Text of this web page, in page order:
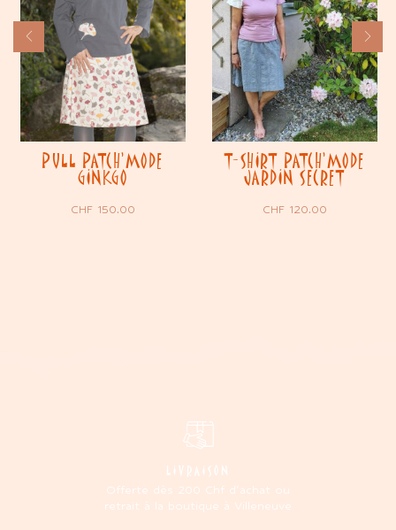
PULL PATCH’MODE
GINKGO
CHF150.00
T-SHIRT PATCH’MODE
JARDIN SECRET
CHF120.00
LIVRAISON
Offerte dès 200 Chf d'achat ou
retrait à la boutique à Villeneuve